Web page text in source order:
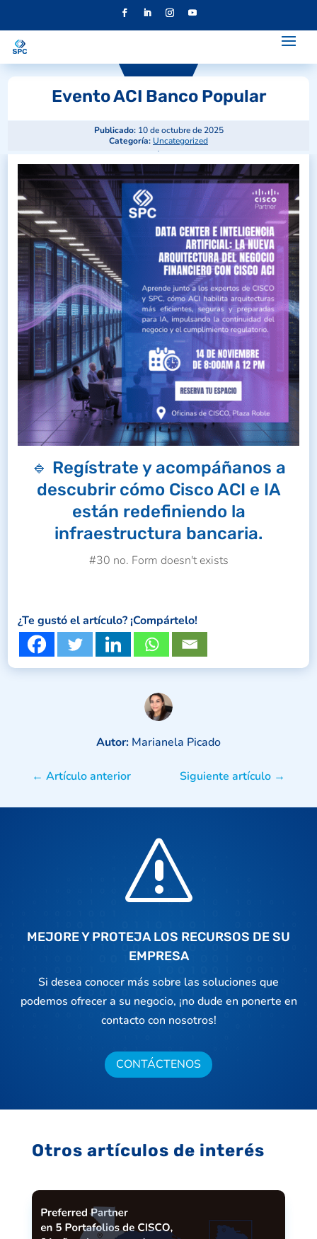
Evento ACI Banco Popular
Publicado: 10 de octubre de 2025
Categoría: Uncategorized
🔹 Regístrate y acompáñanos a
descubrir cómo Cisco ACI e IA
están redefiniendo la
infraestructura bancaria.
#30 no. Form doesn't exists
¿Te gustó el artículo? ¡Compártelo!
Autor: Marianela Picado
← Artículo anterior Siguiente artículo →
s
MEJORE Y PROTEJA LOS RECURSOS DE SU
EMPRESA
Si desea conocer más sobre las soluciones que
podemos ofrecer a su negocio, ¡no dude en ponerte en
contacto con nosotros!
CONTÁCTENOS
Otros artículos de interés